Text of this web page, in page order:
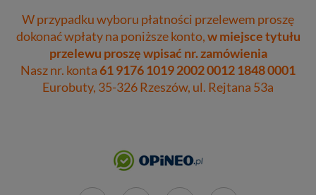
W przypadku wyboru płatności przelewem proszę
dokonać wpłaty na poniższe konto,w miejsce tytułu
przelewu proszę wpisać nr. zamówienia
Nasz nr. konta61 9176 1019 2002 0012 1848 0001
Eurobuty, 35-326 Rzeszów, ul. Rejtana 53a